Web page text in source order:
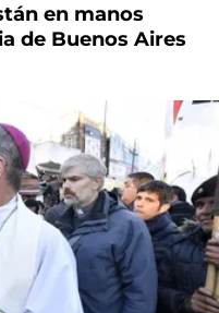
en manos
de Buenos Aires